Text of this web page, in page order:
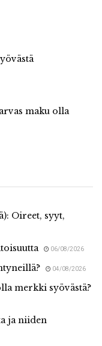
maku olla
Oireet, syyt,
06/08/2026
04/08/2026
merkki syövästä?
ja niiden